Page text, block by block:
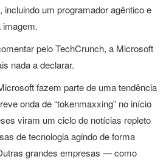
, incluindo um programador agêntico e
imagem.
pelo TechCrunch, a Microsoft
nada a declarar.
fazem parte de uma tendência
onda de “tokenmaxxing” no início
viram um ciclo de notícias repleto
de tecnologia agindo de forma
grandes empresas — como